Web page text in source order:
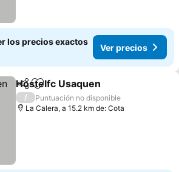
los precios exactos
Ver precios
CompartirAgregar a favoritos
Hostelfc Usaquen
/
Puntuación no disponible
La Calera, a 15.2 km de: Cota